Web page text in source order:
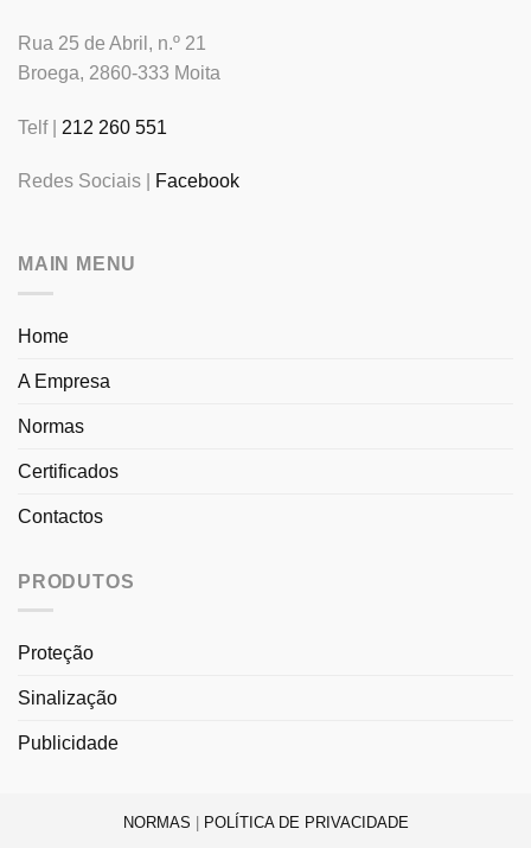
Rua 25 de Abril, n.º 21
Broega, 2860-333 Moita
Telf | 212 260 551
Redes Sociais | Facebook
MAIN MENU
Home
A Empresa
Normas
Certificados
Contactos
PRODUTOS
Proteção
Sinalização
Publicidade
NORMAS POLÍTICA DE PRIVACIDADE